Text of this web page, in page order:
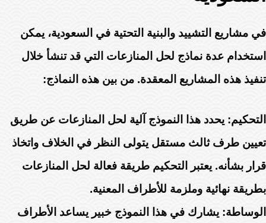
في مشاريع التشييد والبنية التحتية في السعودية، يمكن
استخدام عدة نماذج لحل المنازعات التي قد تنشأ خلال
تنفيذ هذه المشاريع المعقدة. من بين هذه النماذج:
التحكيم: يحدد هذا النموذج آلية لحل المنازعات عن طريق
تعيين طرف ثالث مستقل يتولى النظر في الخلاف واتخاذ
قرار بشأنه. يعتبر التحكيم طريقة فعالة لحل المنازعات
بطريقة نهائية وملزمة للأطراف المعنية.
الوساطة: يشارك في هذا النموذج خبير يساعد الأطراف